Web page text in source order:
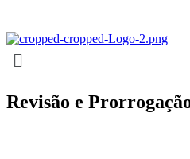
o
conteúdo
Revisão e